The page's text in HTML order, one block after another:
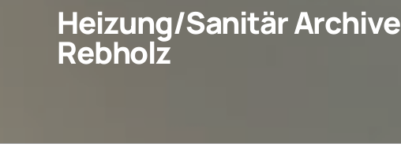
Heizung/Sanitär
Rebholz